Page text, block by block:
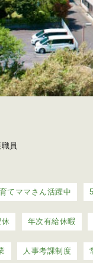
員
てママさん活躍中
休 年次有給休暇
人事考課制度